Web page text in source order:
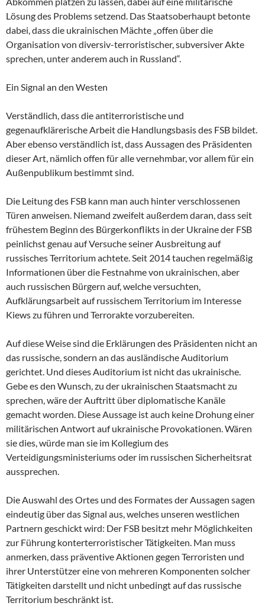
Lösung des Problems setzend. Das Staatsoberhaupt betonte
dabei, dass die ukrainischen Mächte „offen über die
Organisation von diversiv-terroristischer, subversiver Akte
sprechen, unter anderem auch in Russland“.
Ein Signal an den Westen
Verständlich, dass die antiterroristische und
gegenaufklärerische Arbeit die Handlungsbasis des FSB bildet.
Aber ebenso verständlich ist, dass Aussagen des Präsidenten
dieser Art, nämlich offen für alle vernehmbar, vor allem für ein
Außenpublikum bestimmt sind.
Die Leitung des FSB kann man auch hinter verschlossenen
Türen anweisen. Niemand zweifelt außerdem daran, dass seit
frühestem Beginn des Bürgerkonflikts in der Ukraine der FSB
peinlichst genau auf Versuche seiner Ausbreitung auf
russisches Territorium achtete. Seit 2014 tauchen regelmäßig
Informationen über die Festnahme von ukrainischen, aber
auch russischen Bürgern auf, welche versuchten,
Aufklärungsarbeit auf russischem Territorium im Interesse
Kiews zu führen und Terrorakte vorzubereiten.
Auf diese Weise sind die Erklärungen des Präsidenten nicht an
das russische, sondern an das ausländische Auditorium
gerichtet. Und dieses Auditorium ist nicht das ukrainische.
Gebe es den Wunsch, zu der ukrainischen Staatsmacht zu
sprechen, wäre der Auftritt über diplomatische Kanäle
gemacht worden. Diese Aussage ist auch keine Drohung einer
militärischen Antwort auf ukrainische Provokationen. Wären
sie dies, würde man sie im Kollegium des
Verteidigungsministeriums oder im russischen Sicherheitsrat
aussprechen.
Die Auswahl des Ortes und des Formates der Aussagen sagen
eindeutig über das Signal aus, welches unseren westlichen
Partnern geschickt wird: Der FSB besitzt mehr Möglichkeiten
zur Führung konterterroristischer Tätigkeiten. Man muss
anmerken, dass präventive Aktionen gegen Terroristen und
ihrer Unterstützer eine von mehreren Komponenten solcher
Tätigkeiten darstellt und nicht unbedingt auf das russische
Territorium beschränkt ist.